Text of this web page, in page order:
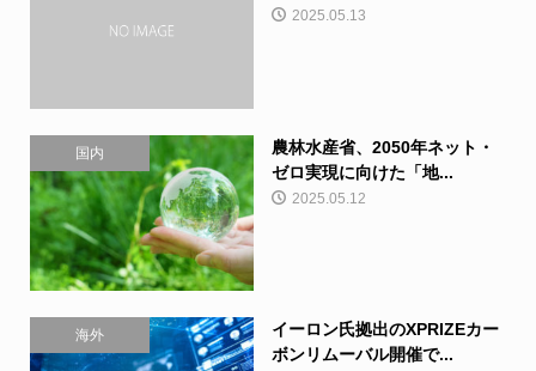
2025.05.13
国内
農林水産省、2050年ネット・
ゼロ実現に向けた「地...
2025.05.12
海外
イーロン氏拠出のXPRIZEカー
ボンリムーバル開催で...